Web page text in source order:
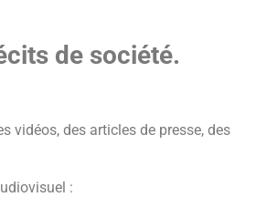
de société.
vidéos, des articles de presse, des
: